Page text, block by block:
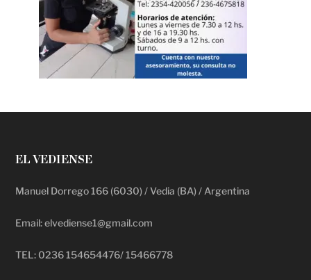
EL VEDIENSE
Manuel Dorrego 166 (6030) / Vedia (BA) / Argentina
Email: elvediense1@gmail.com
TEL: 0236 154654476/ 15466778